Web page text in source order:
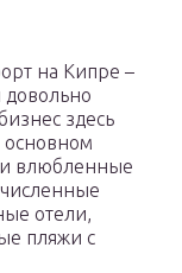
на Кипре –
довольно
здесь
основном
влюбленные
отели,
пляжи с